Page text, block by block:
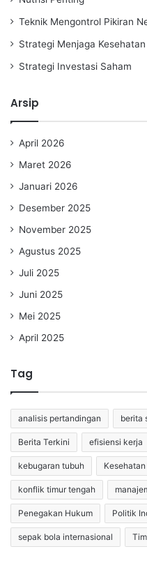
Teknik Mengontrol Pikiran
Strategi Menjaga
Strategi Investasi Saham
Arsip
April 2026
Maret 2026
Januari 2026
Desember 2025
November 2025
Agustus 2025
Juli 2025
Juni 2025
Mei 2025
April 2025
Tag
analisis pertandingan berita
Berita Terkini efisiensi kerja
kebugaran tubuh
konflik timur tengah
Penegakan Hukum Politik
sepak bola internasional